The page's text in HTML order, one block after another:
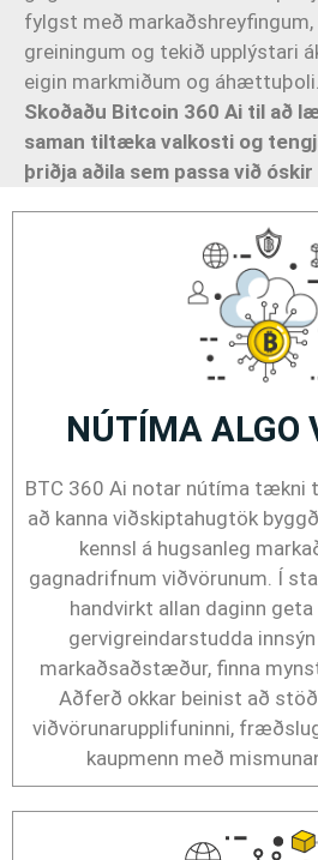
fylgst með
greiningum og tekið upplýstari
eigin markmiðum og áhættuþoli.
Skoðaðu Bitcoin 360 Ai til að
saman tiltæka valkosti og
þriðja aðila sem passa við
NÚTÍMA ALGO
BTC 360 Ai notar nútíma tækni
að kanna viðskiptahugtök
kennsl á hugsanleg
gagnadrifnum viðvörunum. Í
handvirkt allan daginn
gervigreindarstudda
markaðsaðstæður, finna
Aðferð okkar beinist að
viðvörunarupplifuninni,
kaupmenn með